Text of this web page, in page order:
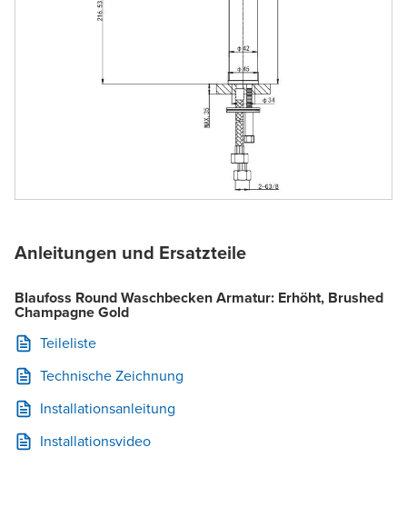
Anleitungen und Ersatzteile
Blaufoss Round Waschbecken Armatur: Erhöht, Brushed
Champagne Gold
Teileliste
Technische Zeichnung
Installationsanleitung
Installationsvideo